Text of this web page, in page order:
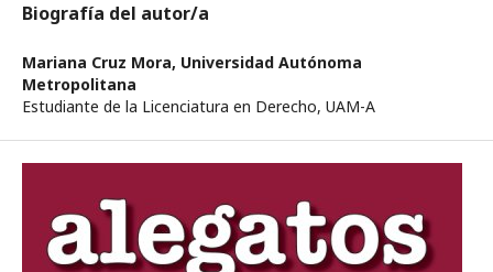
Biografía del autor/a
Mariana Cruz Mora, Universidad Autónoma
Metropolitana
Estudiante de la Licenciatura en Derecho, UAM-A